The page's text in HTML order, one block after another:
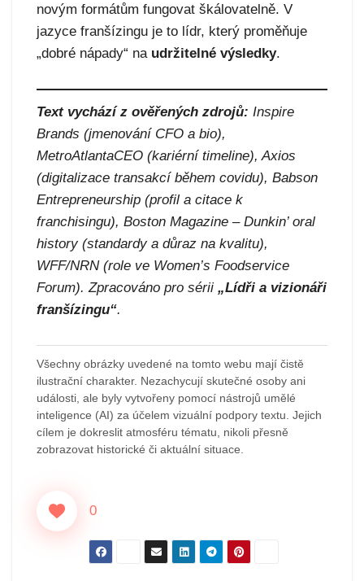
novým formátům fungovat škálovatelně. V
jazyce franšízingu je to lídr, který proměňuje
„dobré nápady“ na udržitelné výsledky.
Text vychází z ověřených zdrojů: Inspire
Brands (jmenování CFO a bio),
MetroAtlantaCEO (kariérní timeline), Axios
(digitalizace transakcí během covidu), Babson
Entrepreneurship (profil a citace k
franchisingu), Boston Magazine – Dunkin’ oral
history (standardy a důraz na kvalitu),
WFF/NRN (role ve Women’s Foodservice
Forum). Zpracováno pro sérii „Lídři a vizionáři
franšízingu“.
Všechny obrázky uvedené na tomto webu mají čistě
ilustrační charakter. Nezachycují skutečné osoby ani
události, ale byly vytvořeny pomocí nástrojů umělé
inteligence (AI) za účelem vizuální podpory textu. Jejich
cílem je dokreslit atmosféru tématu, nikoli přesně
zobrazovat historické či aktuální situace.
0